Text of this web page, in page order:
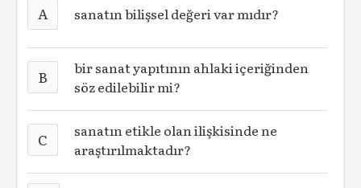
A sanatın bilişsel değeri var mıdır?
B
bir sanat yapıtının ahlaki içeriğinden
söz edilebilir mi?
C
sanatın etikle olan ilişkisinde ne
araştırılmaktadır?